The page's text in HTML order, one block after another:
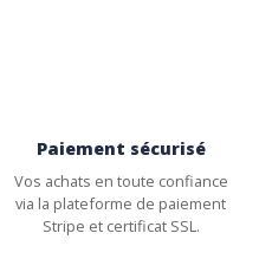
Paiement sécurisé
Vos achats en toute confiance
via la plateforme de paiement
Stripe et certificat SSL.